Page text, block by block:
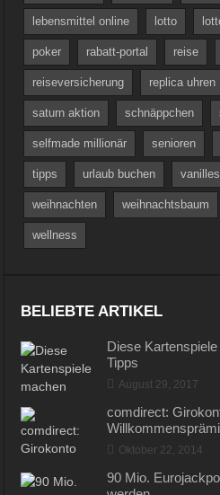
lebensmittel online lotto
poker rabatt-portal reise
reiseversicherung replica uhren
saturn aktion schnäppchen
selfmade millionär senioren
tipps urlaub buchen
weihnachten weihnachtsbaum
wellness
Tipps
August 29, 2017
Oktober 22, 2014
werden